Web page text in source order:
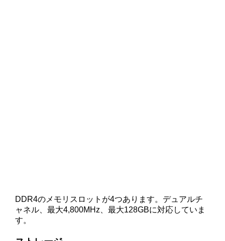
DDR4のメモリスロットが4つあります。デュアルチ
ャネル、最大4,800MHz、最大128GBに対応していま
す。